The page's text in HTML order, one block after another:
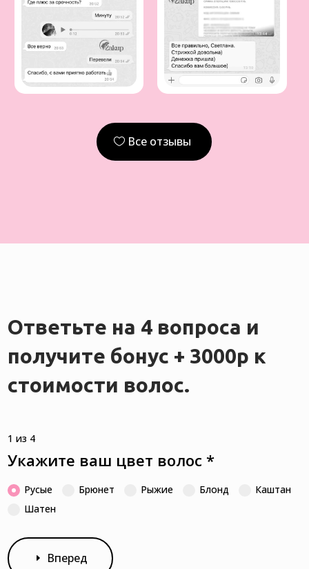
Все отзывы
Ответьте на 4 вопроса и
получите бонус + 3000р к
стоимости волос.
1 из 4
Укажите ваш цвет волос *
Русые Брюнет Рыжие Блонд
Каштан
Шатен
Вперед